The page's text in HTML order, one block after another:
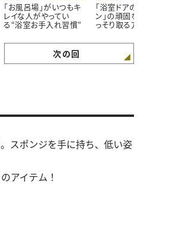
「お風呂場」がいつもキ
レイな人がやってい
る“浴室お手入れ習慣”
「浴室ドアのゴムパッキ
ン」の頑固な黒カビをご
っそり取る方法【知って
次の回
スポンジを手に持ち、低い姿
アイテム！